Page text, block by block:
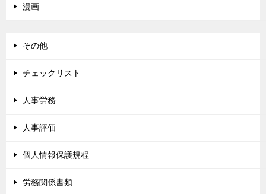
漫画
その他
チェックリスト
人事労務
人事評価
個人情報保護規程
労務関係書類